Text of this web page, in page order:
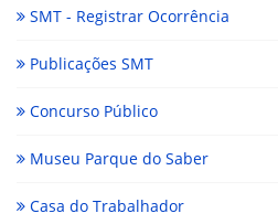
SMT - Registrar Ocorrência
Publicações SMT
Concurso Público
Museu Parque do Saber
Casa do Trabalhador